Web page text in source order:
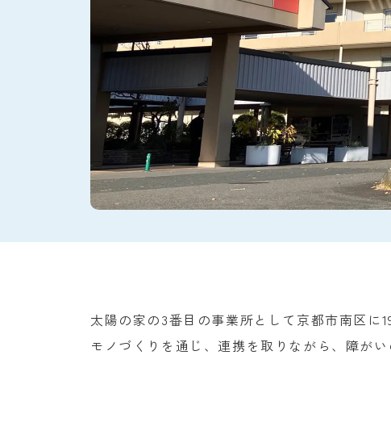
太陽の家の3番目の事業所として京都市南区
モノづくりを通じ、連携を取りながら、障が